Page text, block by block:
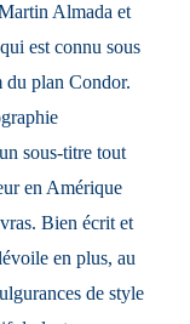
Almada et
est connu sous
du plan Condor.
sous-titre tout
en Amérique
Bien écrit et
en plus, au
de style